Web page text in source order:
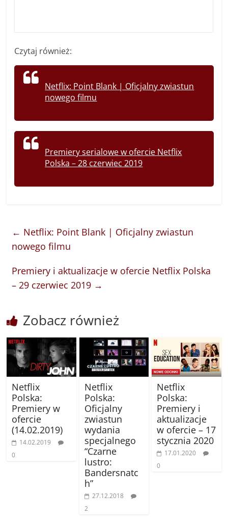
Czytaj również:
Netflix: Point Blank | Oficjalny zwiastun
nowego filmu
Premiery serialowe w ofercie Netflix
Polska – 28 czerwiec 2019
← Netflix: Point Blank | Oficjalny zwiastun
nowego filmu
Premiery i aktualizacje w ofercie Netflix Polska
– 29 czerwiec 2019 →
Zobacz również
Netflix
Polska:
Premiery w
ofercie
(14.02.2019)
14.02.2019
0
Netflix
Polska:
Oficjalny
zwiastun
wydania
specjalnego
“Czarne
lustro:
Bandersnatc
h”
27.12.2018
2
Netflix
Polska:
Premiery i
aktualizacje
w ofercie – 17
stycznia 2020
17.01.2020
0